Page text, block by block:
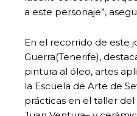
a este personaje”,
En el recorrido de este
Guerra(Tenerife),
pintura al óleo, artes
la Escuela de Arte de
prácticas en el taller